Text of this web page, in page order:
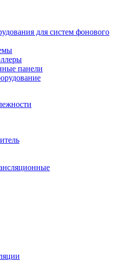
для систем фонового
панели